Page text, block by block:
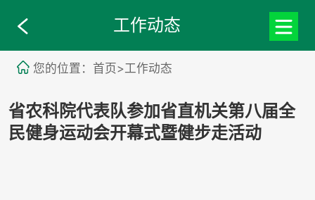
工作动态
您的位置：首页>工作动态
省农科院代表队参加省直机关第八届全
民健身运动会开幕式暨健步走活动